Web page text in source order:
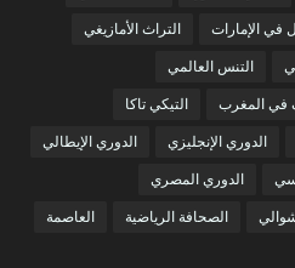
في الإمارات التراث الأمازيغي
التنس العالمي
في المغرب التيكي تاكا
الدوري الإنجليزي الدوري الإيطالي
الدوري المصري
الصحافة الرياضية العاصمة